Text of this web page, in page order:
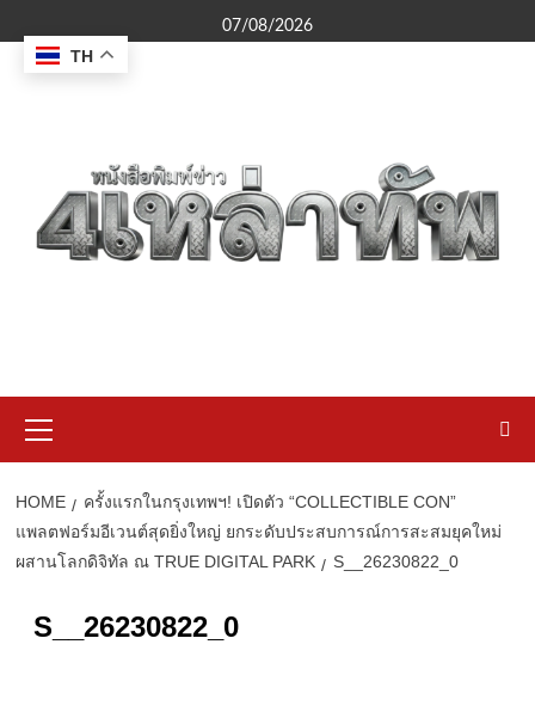
to
content
07/08/2026
Menu
HOME
ครั้งแรกในกรุงเทพฯ! เปิดตัว “COLLECTIBLE CON”
แพลตฟอร์มอีเวนต์สุดยิ่งใหญ่ ยกระดับประสบการณ์การสะสมยุคใหม่
ผสานโลกดิจิทัล ณ TRUE DIGITAL PARK
S__26230822_0
S__26230822_0
TH